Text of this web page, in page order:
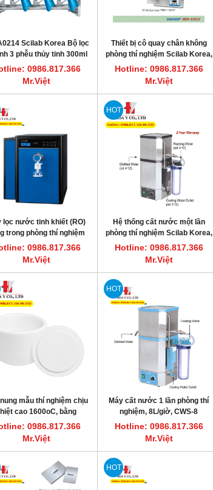
Scilab Korea Bộ lọc
3 phễu thủy tinh 300ml
0986.817.366
Mr.Việt
Thiết bị cô quay chân không
phòng thí nghiệm Scilab Korea,
model EV-1001V
Hotline: 0986.817.366
Mr.Việt
lọc nước tinh khiết (RO)
trong phòng thí nghiệm
Daihan New-P.NIX
0986.817.366
Mr.Việt
HOT
Hệ thống cất nước một lần
phòng thí nghiệm Scilab Korea,
công suất 8L/giờ
Hotline: 0986.817.366
Mr.Việt
mẫu thí nghiệm chịu
cao 1600oC, bằng
Alumina
0986.817.366
Mr.Việt
HOT
Máy cất nước 1 lần phòng thí
nghiệm, 8L/giờ, CWS-8
Hotline: 0986.817.366
Mr.Việt
HOT